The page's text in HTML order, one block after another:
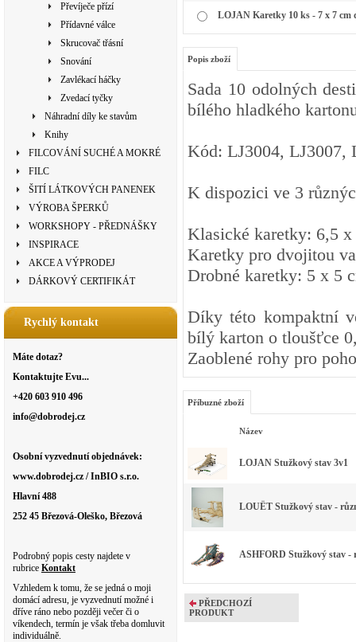
Převíječe přízí
Přídavné válce
Skrucovač třásní
Snování
Zavlékací háčky
Zvedací tyčky
Náhradní díly ke stavům
Knihy
FILCOVÁNÍ SUCHÉ A MOKRÉ
FILC
ŠITÍ LÁTKOVÝCH PANENEK
VÝROBA ŠPERKŮ
WORKSHOPY - PŘEDNÁŠKY
INSPIRACE
AKCE A VÝPRODEJ
DÁRKOVÝ CERTIFIKÁT
Rychlý kontakt
Máte dotaz?
Kontaktujte Evu...
+420 603 910 496
info@dobrodej.cz
Osobní vyzvednutí objednávek:
www.dobrodej.cz / InBIO s.r.o.
Hlavní 488
252 45 Březová-Oleško, Březová
Podrobný popis cesty najdete v
rubrice Kontakt
Vzhledem k tomu, že se jedná o moji
domácí adresu, je vyzvednutí možné i
dříve ráno nebo později večer či o
víkendech, termín je však třeba domluvit
individuálně.
LOJAN Karetky 10 ks - 7 x 7 cm
Popis zboží
Sada 10 odolných
bílého hladkého
Kód: LJ3004, LJ3007,
K dispozici ve 3
Klasické karetky: 6,5 x
Karetky pro dvojitou
Drobné karetky: 5 x 5
Díky této kompaktní
bílý karton o tloušťce
Zaoblené rohy pro
Příbuzné zboží
Název
LOJAN Stužkový stav 3v1
LOUËT Stužkový stav -
ASHFORD Stužkový stav -
PŘEDCHOZÍ
PRODUKT